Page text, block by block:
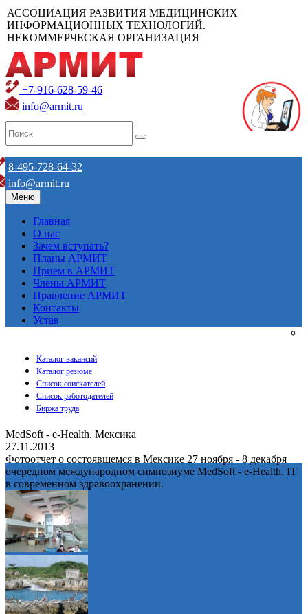
АССОЦИАЦИЯ РАЗВИТИЯ МЕДИЦИНСКИХ
ИНФОРМАЦИОННЫХ ТЕХНОЛОГИЙ.
НЕКОММЕРЧЕСКАЯ ОРГАНИЗАЦИЯ
+7-916-628-59-46
info@armit.ru
8-495-728-64-32
info@armit.ru
Меню
Главная
О нас
Зачем вступать?
Планы АРМИТ
Прием в АРМИТ
Члены АРМИТ
Правление АРМИТ
Контакты
Устав
Каталог вакансий
Каталог резюме
Список соискателей
Список работодателей
Биржа труда
MedSoft - e-Health. Мексика
27.11.2013
Фотоотчет о состоявшемся в Мексике 27 ноября - 8 декабря
очередном международном симпозиуме MedSoft - e-Health. IT
в современном здравоохранении.